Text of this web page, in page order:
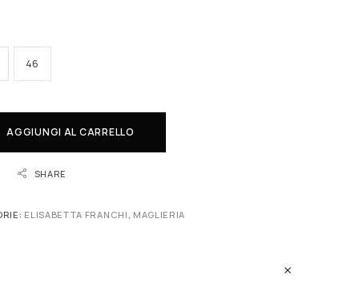
46
AGGIUNGI AL CARRELLO
SHARE
ELISABETTA FRANCHI MAGLIERIA